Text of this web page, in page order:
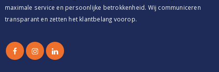
maximale service en persoonlijke betrokkenheid. Wij communiceren
transparant en zetten het klantbelang voorop.